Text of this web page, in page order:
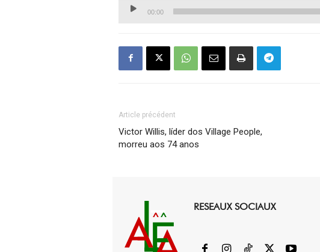
Lecteur
00:00
Article précédent
Victor Willis, líder dos Village People,
morreu aos 74 anos
RESEAUX SOCIAUX